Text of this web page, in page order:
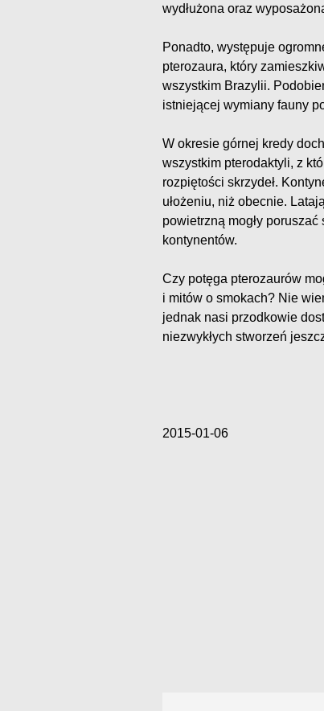
wydłużona oraz
Ponadto, występuje
pterozaura, który
wszystkim Brazylii.
istniejącej wymiany fauny
W okresie górnej kredy
wszystkim pterodaktyli, z
rozpiętości skrzydeł.
ułożeniu, niż obecnie.
powietrzną mogły
kontynentów.
Czy potęga pterozaurów
i mitów o smokach? Nie
jednak nasi przodkowie
niezwykłych stworzeń
2015-01-06